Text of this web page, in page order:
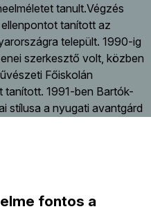
tanult.Végzés
tanított az
települt. 1990-ig
szerkesztő volt, közben
Főiskolán
tanított. 1991-ben Bartók-
stílusa a nyugati avantgárd
1989-ben a Párizsi
adott be. Az 1980-as
részben
szerű elemeket
fontos a